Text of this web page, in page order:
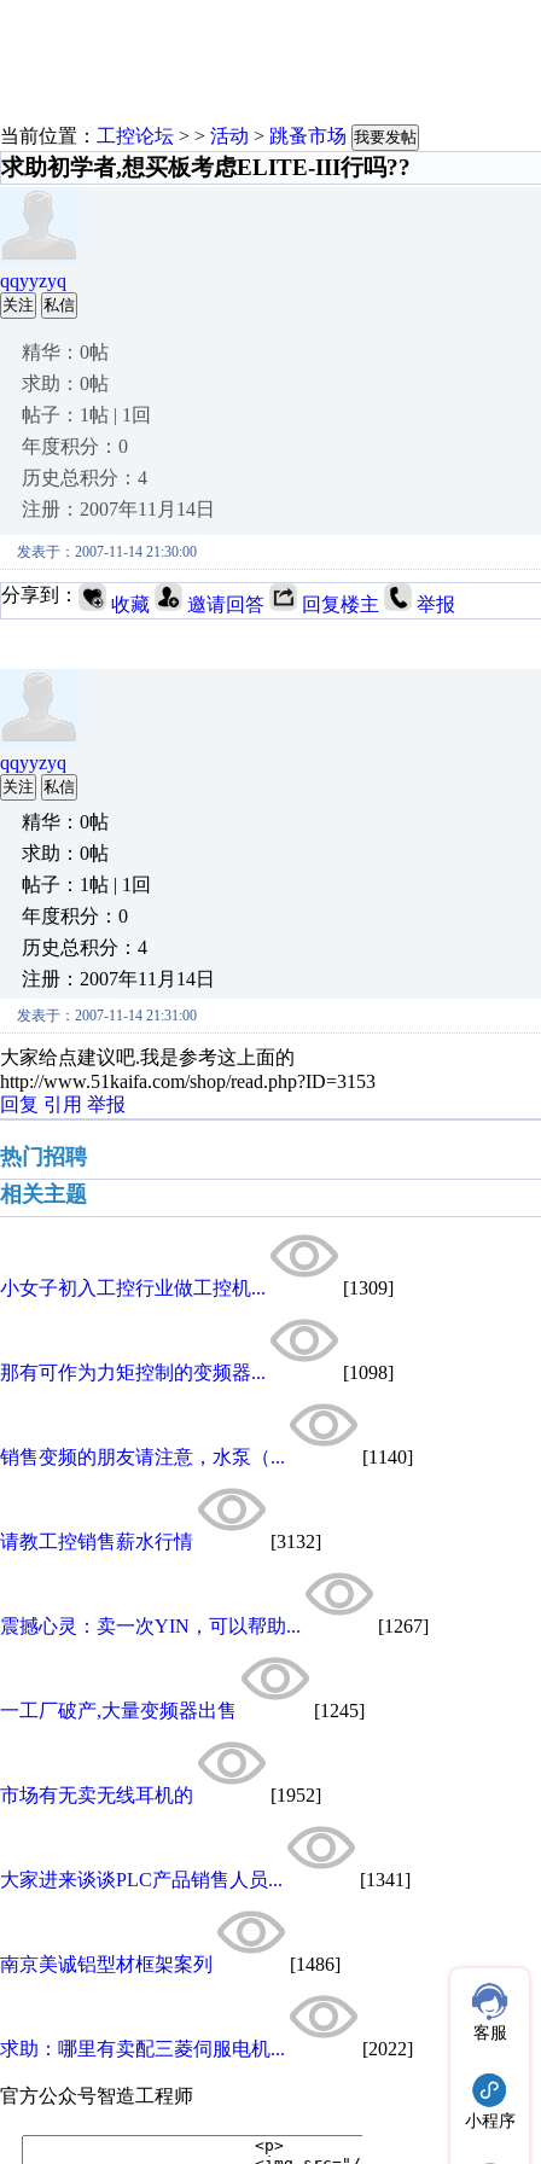
当前位置： 工控论坛 > > 活动 > 跳蚤市场 我要发帖
求助初学者,想买板考虑ELITE-III行吗??
qqyyzyq
关注 私信
精华：0帖
求助：0帖
帖子：1帖 | 1回
年度积分：0
历史总积分：4
注册：2007年11月14日
发表于：2007-11-14 21:30:00
分享到： 收藏 邀请回答 回复楼主 举报
qqyyzyq
关注 私信
精华：0帖
求助：0帖
帖子：1帖 | 1回
年度积分：0
历史总积分：4
注册：2007年11月14日
发表于：2007-11-14 21:31:00
大家给点建议吧.我是参考这上面的
http://www.51kaifa.com/shop/read.php?ID=3153
回复 引用 举报
热门招聘
相关主题
小女子初入工控行业做工控机... [1309]
那有可作为力矩控制的变频器... [1098]
销售变频的朋友请注意，水泵（... [1140]
请教工控销售薪水行情 [3132]
震撼心灵：卖一次YIN，可以帮助... [1267]
一工厂破产,大量变频器出售 [1245]
市场有无卖无线耳机的 [1952]
大家进来谈谈PLC产品销售人员... [1341]
南京美诚铝型材框架案列 [1486]
求助：哪里有卖配三菱伺服电机... [2022]
官方公众号智造工程师
客服
小程序